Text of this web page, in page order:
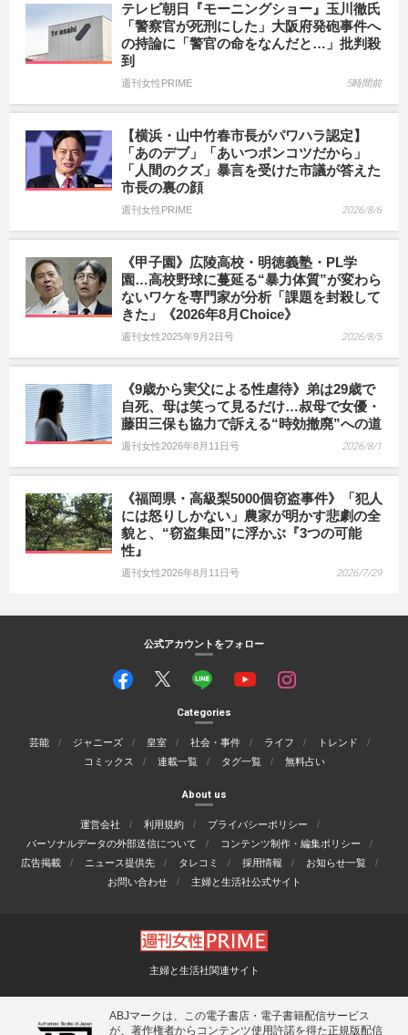
テレビ朝日『モーニングショー』玉川徹氏
「警察官が死刑にした」大阪府発砲事件へ
の持論に「警官の命をなんだと…」批判殺
到
週刊女性PRIME 5時間前
【横浜・山中竹春市長がパワハラ認定】
「あのデブ」「あいつポンコツだから」
「人間のクズ」暴言を受けた市議が答えた
市長の裏の顔
週刊女性PRIME 2026/8/6
《甲子園》広陵高校・明徳義塾・PL学
園…高校野球に蔓延る“暴力体質”が変わら
ないワケを専門家が分析「課題を封殺して
きた」《2026年8月Choice》
週刊女性2025年9月2日号 2026/8/5
《9歳から実父による性虐待》弟は29歳で
自死、母は笑って見るだけ…叔母で女優・
藤田三保も協力で訴える“時効撤廃”への道
週刊女性2026年8月11日号 2026/8/1
《福岡県・高級梨5000個窃盗事件》「犯人
には怒りしかない」農家が明かす悲劇の全
貌と、“窃盗集団”に浮かぶ『3つの可能
性』
週刊女性2026年8月11日号 2026/7/29
公式アカウントをフォロー
Categories
芸能 ジャニーズ 皇室 社会・事件 ライフ
トレンド
コミックス
連載一覧 タグ一覧 無料占い
About us
運営会社 利用規約
プライバシーポリシー
パーソナルデータの外部送信について
コンテンツ制作・編集ポリシー
広告掲載
ニュース提供先 タレコミ 採用情報
お知らせ一覧
お問い合わせ
主婦と生活社公式サイト
主婦と生活社関連サイト
ABJマークは、この電子書店・電子書籍配信サービス
が、著作権者からコンテンツ使用許諾を得た正規版配信